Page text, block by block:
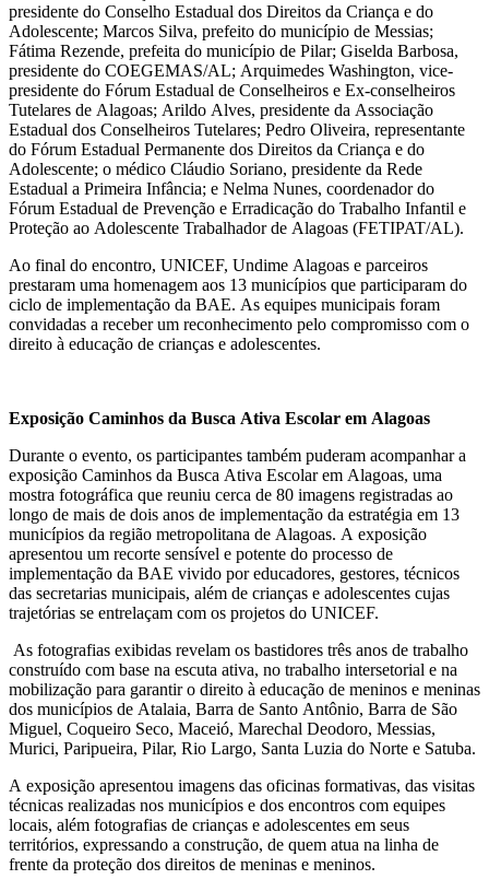
presidente do Conselho Estadual dos Direitos da Criança e do
Adolescente; Marcos Silva, prefeito do município de Messias;
Fátima Rezende, prefeita do município de Pilar; Giselda Barbosa,
presidente do COEGEMAS/AL; Arquimedes Washington, vice-
presidente do Fórum Estadual de Conselheiros e Ex-conselheiros
Tutelares de Alagoas; Arildo Alves, presidente da Associação
Estadual dos Conselheiros Tutelares; Pedro Oliveira, representante
do Fórum Estadual Permanente dos Direitos da Criança e do
Adolescente; o médico Cláudio Soriano, presidente da Rede
Estadual a Primeira Infância; e Nelma Nunes, coordenador do
Fórum Estadual de Prevenção e Erradicação do Trabalho Infantil e
Proteção ao Adolescente Trabalhador de Alagoas (FETIPAT/AL).
Ao final do encontro, UNICEF, Undime Alagoas e parceiros
prestaram uma homenagem aos 13 municípios que participaram do
ciclo de implementação da BAE. As equipes municipais foram
convidadas a receber um reconhecimento pelo compromisso com o
direito à educação de crianças e adolescentes.
Exposição Caminhos da Busca Ativa Escolar em Alagoas
Durante o evento, os participantes também puderam acompanhar a
exposição Caminhos da Busca Ativa Escolar em Alagoas, uma
mostra fotográfica que reuniu cerca de 80 imagens registradas ao
longo de mais de dois anos de implementação da estratégia em 13
municípios da região metropolitana de Alagoas. A exposição
apresentou um recorte sensível e potente do processo de
implementação da BAE vivido por educadores, gestores, técnicos
das secretarias municipais, além de crianças e adolescentes cujas
trajetórias se entrelaçam com os projetos do UNICEF.
As fotografias exibidas revelam os bastidores três anos de trabalho
construído com base na escuta ativa, no trabalho intersetorial e na
mobilização para garantir o direito à educação de meninos e meninas
dos municípios de Atalaia, Barra de Santo Antônio, Barra de São
Miguel, Coqueiro Seco, Maceió, Marechal Deodoro, Messias,
Murici, Paripueira, Pilar, Rio Largo, Santa Luzia do Norte e Satuba.
A exposição apresentou imagens das oficinas formativas, das visitas
técnicas realizadas nos municípios e dos encontros com equipes
locais, além fotografias de crianças e adolescentes em seus
territórios, expressando a construção, de quem atua na linha de
frente da proteção dos direitos de meninas e meninos.